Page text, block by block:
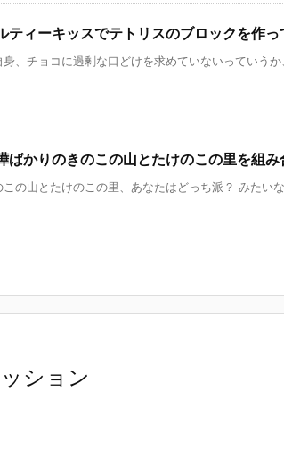
ティーキッスでテトリスのブロックを作っ
身、チョコに過剰な口どけを求めていないっていう
ばかりのきのこの山とたけのこの里を組み
この山とたけのこの里、あなたはどっち派？ みたい
ション